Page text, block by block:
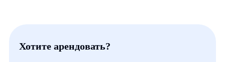
Хотите арендовать?